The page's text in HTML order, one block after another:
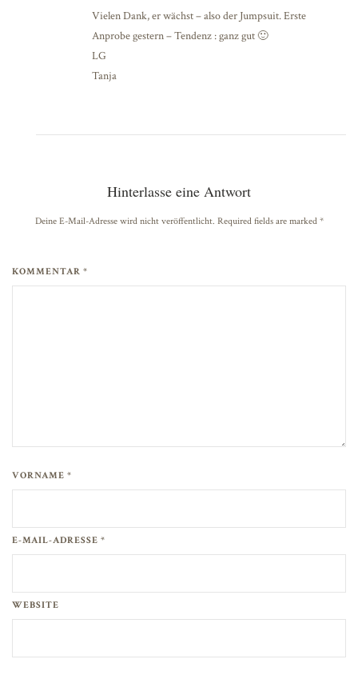
Vielen Dank, er wächst – also der Jumpsuit. Erste
Anprobe gestern – Tendenz : ganz gut 🙂
LG
Tanja
Hinterlasse eine Antwort
Deine E-Mail-Adresse wird nicht veröffentlicht. Required fields are marked *
KOMMENTAR *
VORNAME *
E-MAIL-ADRESSE *
WEBSITE